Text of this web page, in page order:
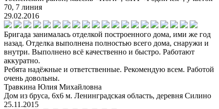
70, 7 линия
29.02.2016
Бригада занималась отделкой построенного дома, ими же год
назад. Отделка выполнена полностью всего дома, снаружи и
внутри. Выполнено всё качественно и быстро. Работают
аккуратно.
Ребята надёжные и ответственные. Рекомендую всем. Работой
очень довольны.
Травкина Юлия Михайловна
Дом из бруса, 6х6 м. Ленинградская область, деревня Силино
25.11.2015